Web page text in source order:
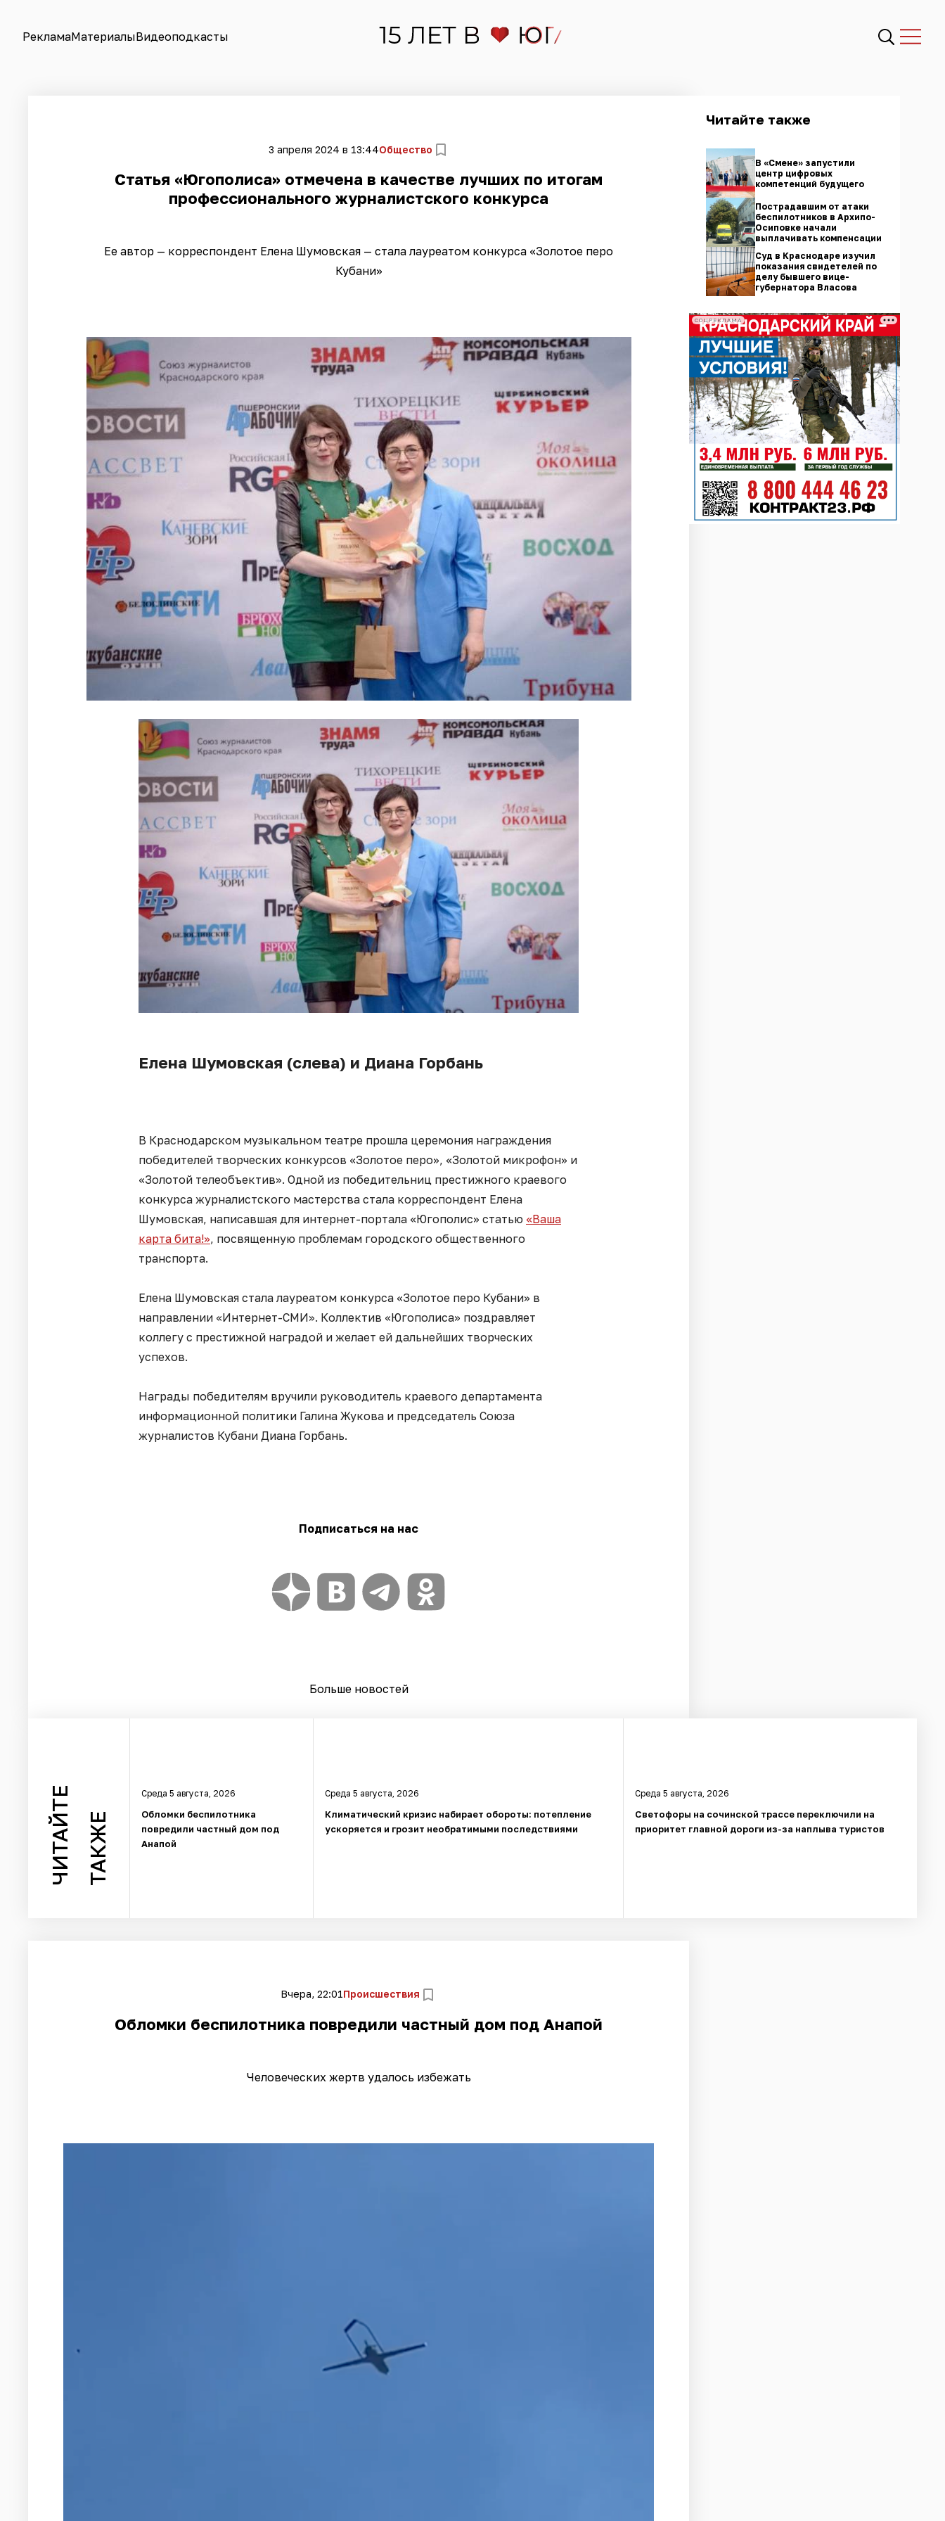
РекламаМатериалыВидеоподкасты
3 апреля 2024 в 13:44Общество
Статья «Югополиса» отмечена в качестве лучших по итогам
профессионального журналистского конкурса
Ее автор — корреспондент Елена Шумовская — стала лауреатом конкурса «Золотое перо
Кубани»
Елена Шумовская (слева) и Диана Горбань
В Краснодарском музыкальном театре прошла церемония награждения
победителей творческих конкурсов «Золотое перо», «Золотой микрофон» и
«Золотой телеобъектив». Одной из победительниц престижного краевого
конкурса журналистского мастерства стала корреспондент Елена
Шумовская, написавшая для интернет-портала «Югополис» статью «Ваша
карта бита!», посвященную проблемам городского общественного
транспорта.
Елена Шумовская стала лауреатом конкурса «Золотое перо Кубани» в
направлении «Интернет-СМИ». Коллектив «Югополиса» поздравляет
коллегу с престижной наградой и желает ей дальнейших творческих
успехов.
Награды победителям вручили руководитель краевого департамента
информационной политики Галина Жукова и председатель Союза
журналистов Кубани Диана Горбань.
Подписаться на нас
Больше новостей
Читайте также
В «Смене» запустили
центр цифровых
компетенций будущего
Пострадавшим от атаки
беспилотников в Архипо-
Осиповке начали
выплачивать компенсации
Суд в Краснодаре изучил
показания свидетелей по
делу бывшего вице-
губернатора Власова
СОЦРЕКЛАМА
ЧИТАЙТЕ ТАКЖЕ
Среда 5 августа, 2026
Обломки беспилотника
повредили частный дом под
Анапой
Среда 5 августа, 2026
Климатический кризис набирает обороты: потепление
ускоряется и грозит необратимыми последствиями
Среда 5 августа, 2026
Светофоры на сочинской трассе переключили на
приоритет главной дороги из-за наплыва туристов
Вчера, 22:01Происшествия
Обломки беспилотника повредили частный дом под Анапой
Человеческих жертв удалось избежать